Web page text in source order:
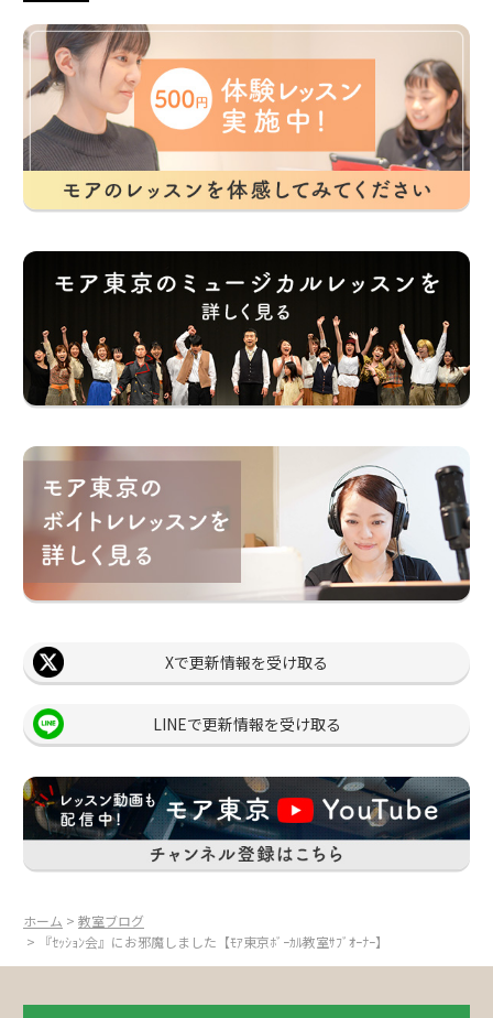
Xで更新情報を受け取る
LINEで更新情報を受け取る
ホーム > 教室ブログ
> 『ｾｯｼｮﾝ会』にお邪魔しました【ﾓｱ東京ﾎﾞｰｶﾙ教室ｻﾌﾞｵｰﾅｰ】